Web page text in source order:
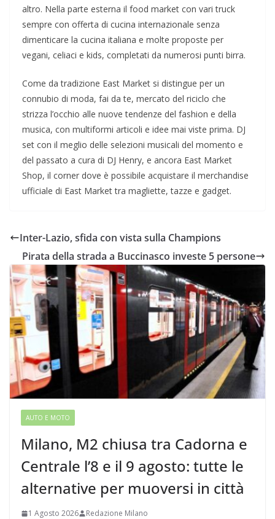
altro. Nella parte esterna il food market con vari truck
sempre con offerta di cucina internazionale senza
dimenticare la cucina italiana e molte proposte per
vegani, celiaci e kids, completati da numerosi punti birra.
Come da tradizione East Market si distingue per un
connubio di moda, fai da te, mercato del riciclo che
strizza l’occhio alle nuove tendenze del fashion e della
musica, con multiformi articoli e idee mai viste prima. DJ
set con il meglio delle selezioni musicali del momento e
del passato a cura di DJ Henry, e ancora East Market
Shop, il corner dove è possibile acquistare il merchandise
ufficiale di East Market tra magliette, tazze e gadget.
Inter-Lazio, sfida con vista sulla Champions
Pirata della strada a Buccinasco investe 5 persone
AUTO E MOTO
Milano, M2 chiusa tra Cadorna e
Centrale l’8 e il 9 agosto: tutte le
alternative per muoversi in città
1 Agosto 2026 Redazione Milano